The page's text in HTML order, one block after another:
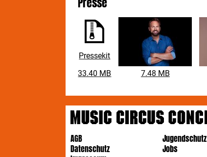
Presse
Pressekit
33.40 MB
7.48 MB
AGB
Datenschutz
Jugendschutz
Jobs